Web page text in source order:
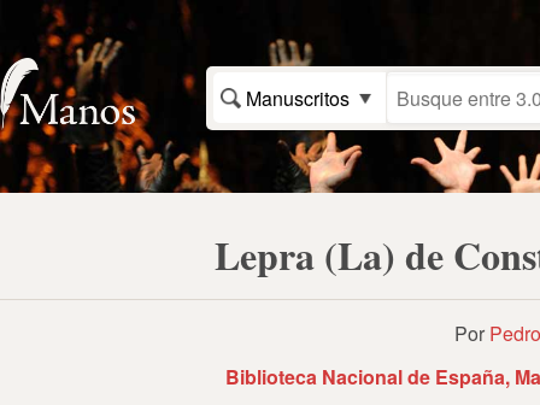
Manuscritos
Lepra (La) de
Por
Biblioteca Nacional de España,